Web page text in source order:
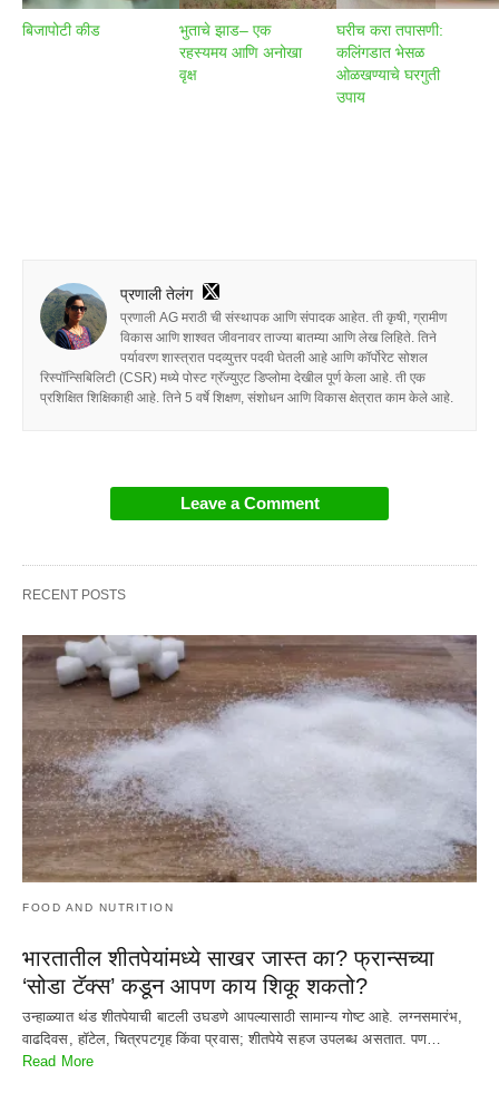
बिजापोटी कीड
भुताचे झाड– एक
रहस्यमय आणि अनोखा
वृक्ष
घरीच करा तपासणी:
कलिंगडात भेसळ
ओळखण्याचे घरगुती
उपाय
प्रणाली तेलंग
प्रणाली AG मराठी ची संस्थापक आणि संपादक आहेत. ती कृषी, ग्रामीण
विकास आणि शाश्वत जीवनावर ताज्या बातम्या आणि लेख लिहिते. तिने
पर्यावरण शास्त्रात पदव्युत्तर पदवी घेतली आहे आणि कॉर्पोरेट सोशल
रिस्पॉन्सिबिलिटी (CSR) मध्ये पोस्ट ग्रॅज्युएट डिप्लोमा देखील पूर्ण केला आहे. ती एक
प्रशिक्षित शिक्षिकाही आहे. तिने 5 वर्षे शिक्षण, संशोधन आणि विकास क्षेत्रात काम केले आहे.
Leave a Comment
RECENT POSTS
FOOD AND NUTRITION
भारतातील शीतपेयांमध्ये साखर जास्त का? फ्रान्सच्या
‘सोडा टॅक्स’ कडून आपण काय शिकू शकतो?
उन्हाळ्यात थंड शीतपेयाची बाटली उघडणे आपल्यासाठी सामान्य गोष्ट आहे. लग्नसमारंभ,
वाढदिवस, हॉटेल, चित्रपटगृह किंवा प्रवास; शीतपेये सहज उपलब्ध असतात. पण…
Read More